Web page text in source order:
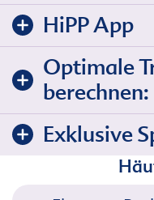
HiPP App
Optimale
berechnen:
Exklusive